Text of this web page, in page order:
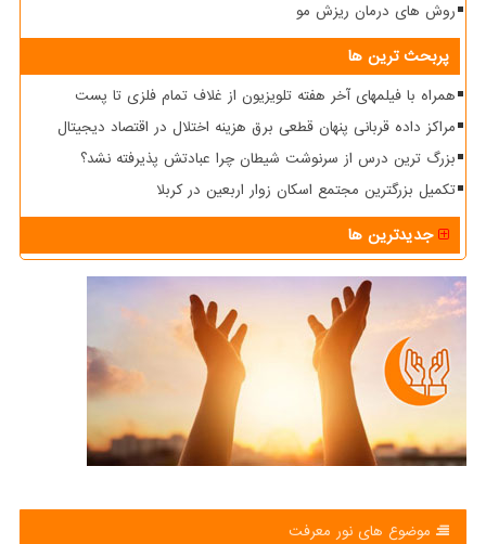
روش های درمان ریزش مو
پربحث ترین ها
همراه با فیلمهای آخر هفته تلویزیون از غلاف تمام فلزی تا پست
مراکز داده قربانی پنهان قطعی برق هزینه اختلال در اقتصاد دیجیتال
بزرگ ترین درس از سرنوشت شیطان چرا عبادتش پذیرفته نشد؟
تکمیل بزرگترین مجتمع اسکان زوار اربعین در کربلا
جدیدترین ها
موضوع های نور معرفت